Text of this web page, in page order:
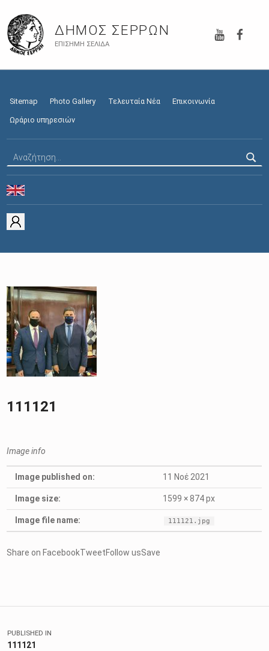
ΔΉΜΟΣ ΣΕΡΡΏΝ
ΕΠΊΣΗΜΗ ΣΕΛΊΔΑ
Sitemap Photo Gallery Τελευταία Νέα Επικοινωνία
Ωράριο υπηρεσιών
111121
Image info
Image published on: 11 Νοέ 2021
Image size: 1599 × 874 px
Image file name: 111121.jpg
Share on FacebookTweetFollow usSave
Πλοήγηση άρθρων
PUBLISHED IN
111121